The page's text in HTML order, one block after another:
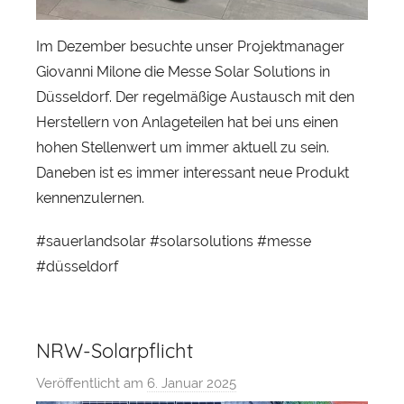
Im Dezember besuchte unser Projektmanager
Giovanni Milone die Messe Solar Solutions in
Düsseldorf. Der regelmäßige Austausch mit den
Herstellern von Anlageteilen hat bei uns einen
hohen Stellenwert um immer aktuell zu sein.
Daneben ist es immer interessant neue Produkt
kennenzulernen.
#sauerlandsolar #solarsolutions #messe
#düsseldorf
NRW-Solarpflicht
Veröffentlicht am 6. Januar 2025